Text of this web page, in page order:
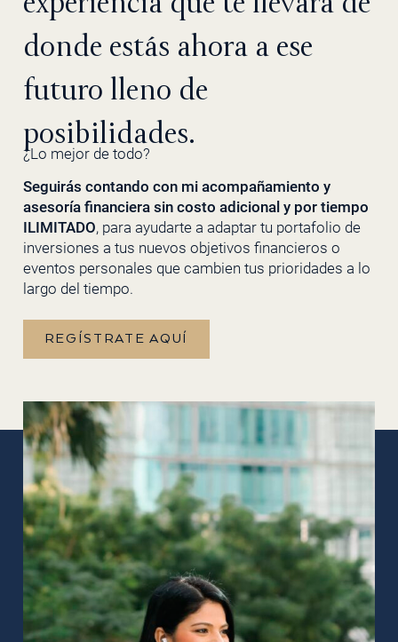
donde estás ahora a ese
futuro lleno de
posibilidades.
¿Lo mejor de todo?
Seguirás contando con mi acompañamiento y
asesoría financiera sin costo adicional y por tiempo
ILIMITADO, para ayudarte a adaptar tu portafolio de
inversiones a tus nuevos objetivos financieros o
eventos personales que cambien tus prioridades a lo
largo del tiempo.
REGÍSTRATE AQUÍ